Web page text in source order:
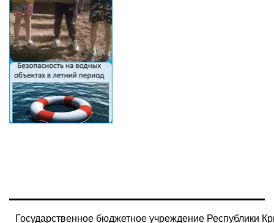
Государственное бюджетное учреждение Республики